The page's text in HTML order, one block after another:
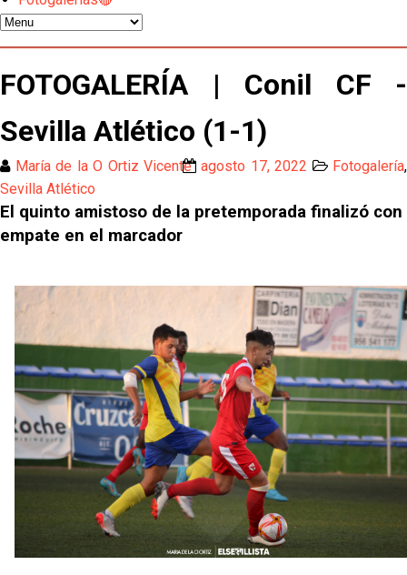
Atlético y Getafe agitan el mercado de LaLiga
Luis García Plaza: No sufrir ya es un paso adelante
El Sevilla FC plantea ampliar hasta cinco fichajes
Djibril Sow pone rumbo a Italia para firmar su nuevo
contrato con el Genoa
Kochorashvili, seria opción para reforzar el centro
Sow muy cerca de cerrar su traspaso al Genoa
Oso es el siguiente en la lista para salir
Banquillos confirmados: así queda la cantera del
Sevilla Femenino para la 2026/27
Celta y Rayo agitan el mercado de La Liga
Previa | El Sevilla FC cierra la pretemporada con el
exigente choque ante el Bayer Leverkusen
FOTOGALERÍA | Conil CF -
Sevilla Atlético (1-1)
María de la O Ortiz Vicente agosto 17, 2022 Fotogalería,
Sevilla Atlético
El quinto amistoso de la pretemporada finalizó con
empate en el marcador